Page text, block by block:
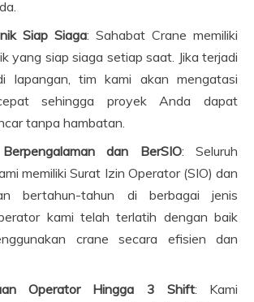
Siap Siaga: Sahabat Crane memiliki
yang siap siaga setiap saat. Jika terjadi
lapangan, tim kami akan mengatasi
sehingga proyek Anda dapat
tanpa hambatan.
dan BerSIO: Seluruh
memiliki Surat Izin Operator (SIO) dan
bertahun-tahun di berbagai jenis
kami telah terlatih dengan baik
crane secara efisien dan
Operator Hingga 3 Shift: Kami